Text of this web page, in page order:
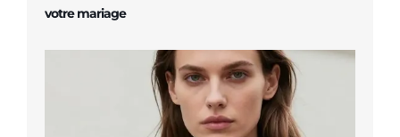
votre mariage